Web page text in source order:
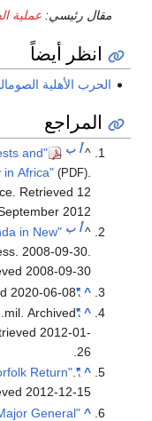
مقال رئيسي:عملية
انظر أيضاً
الحرب الأهلية الصومالية (2009-
المراجع
^أ ب
and
in Africa" (PDF)
. Retrieved 12
2012
^أ ب
in New
2008-09-30.
2008-09-30
^
"Commanding General"
2020-06-08
^
"CJTF-HOA Factsheet"
Archived
2012-01-
26
^
"USS Mount Whitney Set for Norfolk Return"
.
2012-12-15
^
General